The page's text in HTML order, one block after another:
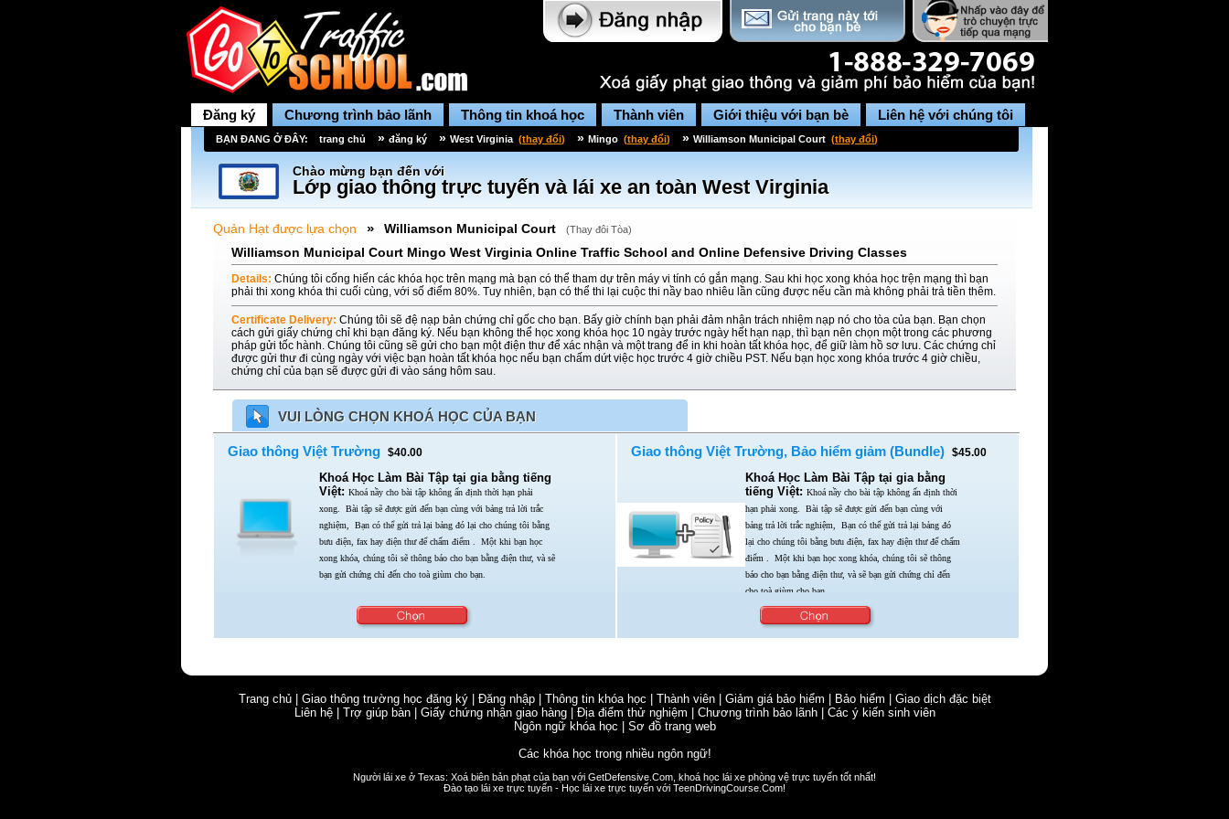
Đăng ký Chương trình bảo lãnh Thông tin khoá học Thành viên Giới thiệu với bạn bè Liên hệ với chúng tôi
BẠN ĐANG Ở ĐÂY: trang chủ » đăng ký » West Virginia (thay đổi) » Mingo (thay đổi) » Williamson Municipal Court (thay đổi)
Chào mừng bạn đến với
Lớp giao thông trực tuyến và lái xe an toàn West Virginia
Quản Hạt được lựa chọn » Williamson Municipal Court (Thay đôi Tòa)
Williamson Municipal Court Mingo West Virginia Online Traffic School and Online Defensive Driving Classes
Details: Chúng tôi cống hiến các khóa học trên mạng mà bạn có thể tham dự trên máy vi tính có gắn mạng. Sau khi học xong khóa học trện mạng thì bạn
phải thi xong khóa thi cuối cùng, với số điểm 80%. Tuy nhiên, bạn có thể thi lại cuộc thi nầy bao nhiêu lần cũng được nếu cần mà không phải trả tiền thêm.
Certificate Delivery: Chúng tôi sẽ đệ nạp bản chứng chỉ gốc cho bạn. Bấy giờ chính bạn phải đảm nhận trách nhiệm nạp nó cho tòa của bạn. Bạn chọn
cách gửi giấy chứng chỉ khi bạn đăng ký. Nếu bạn không thể học xong khóa học 10 ngày trước ngày hết hạn nạp, thì bạn nên chọn một trong các phương
pháp gửi tốc hành. Chúng tôi cũng sẽ gửi cho bạn một điện thư để xác nhận và một trang để in khi hoàn tất khóa học, để giữ làm hồ sơ lưu. Các chứng chỉ
được gửi thư đi cùng ngày với việc bạn hoàn tất khóa học nếu bạn chấm dứt việc học trước 4 giờ chiều PST. Nếu bạn học xong khóa trước 4 giờ chiều,
chứng chỉ của bạn sẽ được gửi đi vào sáng hôm sau.
VUI LÒNG CHỌN KHOÁ HỌC CỦA BẠN
Giao thông Việt Trường $40.00
Khoá Học Làm Bài Tập tại gia bằng tiếng
Việt: Khoá nầy cho bài tập không ấn định thời hạn phải
xong. Bài tập sẽ được gửi đến bạn cùng với bảng trả lời trắc
nghiệm, Bạn có thể gửi trả lại bảng đó lại cho chúng tôi bằng
bưu điện, fax hay điện thư để chấm điểm . Một khi bạn học
xong khóa, chúng tôi sẽ thông báo cho bạn bằng điện thư, và sẽ
bạn gửi chứng chỉ đến cho toà giùm cho bạn.
Giao thông Việt Trường, Bảo hiểm giảm (Bundle) $45.00
Khoá Học Làm Bài Tập tại gia bằng
tiếng Việt: Khoá nầy cho bài tập không ấn định thời
hạn phải xong. Bài tập sẽ được gửi đến bạn cùng với
bảng trả lời trắc nghiệm, Bạn có thể gửi trả lại bảng đó
lại cho chúng tôi bằng bưu điện, fax hay điện thư để chấm
điểm . Một khi bạn học xong khóa, chúng tôi sẽ thông
báo cho bạn bằng điện thư, và sẽ bạn gửi chứng chỉ đến
cho toà giùm cho bạn.
Trang chủ| Giao thông trường học đăng ký| Đăng nhập| Thông tin khóa học Thành viên| Giảm giá bảo hiểm Bảo hiểm
Giao dịch đặc biệt
Liên hệ| Trợ giúp bàn| Giấy chứng nhận giao hàng| Địa điểm thử nghiệm Chương trình bảo lãnh| Các ý kiến sinh viên
Ngôn ngữ khóa học
Sơ đồ trang web
Các khóa học trong nhiều ngôn ngữ!
Người lái xe ở Texas: Xoá biên bản phạt của bạn với GetDefensive.Com , khoá học lái xe phòng vệ trực tuyến tốt nhất!
Đào tạo lái xe trực tuyến - Học lái xe trực tuyến với TeenDrivingCourse.Com!